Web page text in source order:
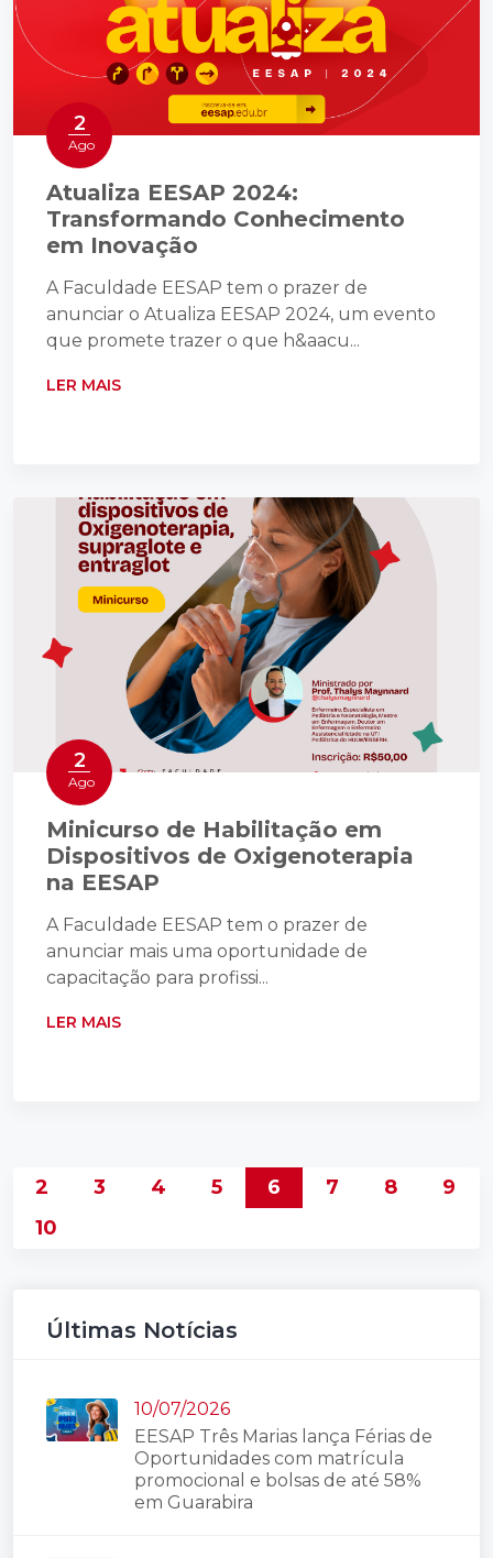
2
Ago
Atualiza EESAP 2024:
Transformando Conhecimento
em Inovação
A Faculdade EESAP tem o prazer de
anunciar o Atualiza EESAP 2024, um evento
que promete trazer o que h&aacu...
LER MAIS
2
Ago
Minicurso de Habilitação em
Dispositivos de Oxigenoterapia
na EESAP
A Faculdade EESAP tem o prazer de
anunciar mais uma oportunidade de
capacitação para profissi...
LER MAIS
2 3 4 5 6 7 8
9
10
Últimas Notícias
10/07/2026
EESAP Três Marias lança Férias de
Oportunidades com matrícula
promocional e bolsas de até 58%
em Guarabira